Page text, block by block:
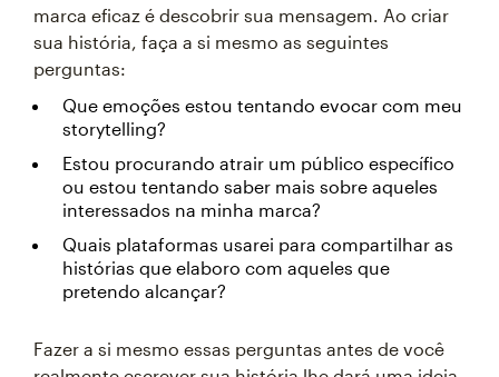
marca eficaz é descobrir sua mensagem. Ao criar
sua história, faça a si mesmo as seguintes
perguntas:
Que emoções estou tentando evocar com meu
storytelling?
Estou procurando atrair um público específico
ou estou tentando saber mais sobre aqueles
interessados na minha marca?
Quais plataformas usarei para compartilhar as
histórias que elaboro com aqueles que
pretendo alcançar?
Fazer a si mesmo essas perguntas antes de você